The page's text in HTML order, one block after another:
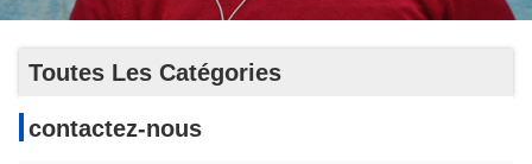
Toutes Les Catégories
contactez-nous